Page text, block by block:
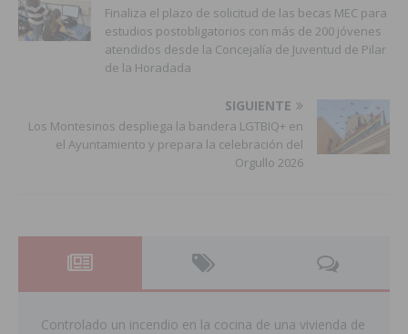
Finaliza el plazo de solicitud de las becas MEC para
estudios postobligatorios con más de 200 jóvenes
atendidos desde la Concejalía de Juventud de Pilar
de la Horadada
SIGUIENTE
Los Montesinos despliega la bandera LGTBIQ+ en
el Ayuntamiento y prepara la celebración del
Orgullo 2026
Controlado un incendio en la cocina de una vivienda de